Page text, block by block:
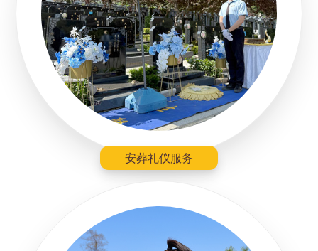
安葬礼仪服务